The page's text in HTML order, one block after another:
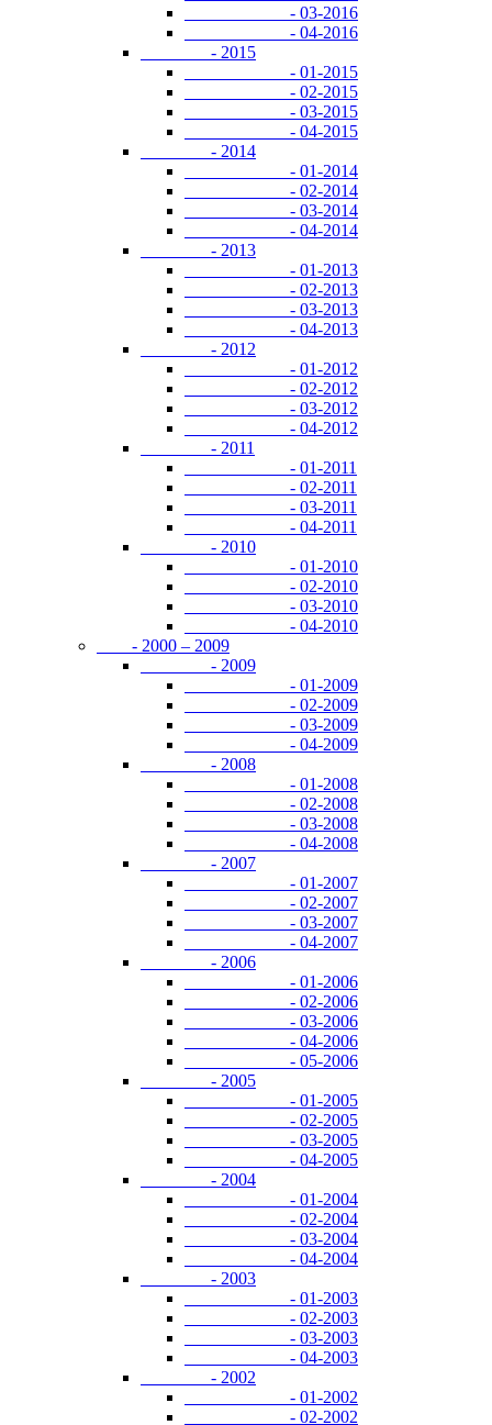
- 03-2016
- 04-2016
- 2015
- 01-2015
- 02-2015
- 03-2015
- 04-2015
- 2014
- 01-2014
- 02-2014
- 03-2014
- 04-2014
- 2013
- 01-2013
- 02-2013
- 03-2013
- 04-2013
- 2012
- 01-2012
- 02-2012
- 03-2012
- 04-2012
- 2011
- 01-2011
- 02-2011
- 03-2011
- 04-2011
- 2010
- 01-2010
- 02-2010
- 03-2010
- 04-2010
- 2000 – 2009
- 2009
- 01-2009
- 02-2009
- 03-2009
- 04-2009
- 2008
- 01-2008
- 02-2008
- 03-2008
- 04-2008
- 2007
- 01-2007
- 02-2007
- 03-2007
- 04-2007
- 2006
- 01-2006
- 02-2006
- 03-2006
- 04-2006
- 05-2006
- 2005
- 01-2005
- 02-2005
- 03-2005
- 04-2005
- 2004
- 01-2004
- 02-2004
- 03-2004
- 04-2004
- 2003
- 01-2003
- 02-2003
- 03-2003
- 04-2003
- 2002
- 01-2002
- 02-2002